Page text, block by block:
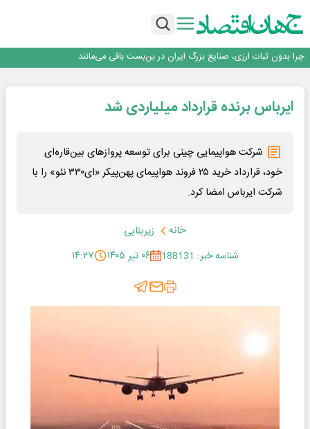
روزنامه ۱۷ مرداد
چرا بدون ثبات ارزی، صنایع بزرگ ایران در بن‌بست باقی می‌مانند
روزنامه ۱۷ مرداد
افزایش قیمت بلیت اتوبوس فصلی شد؟
ایرباس برنده قرارداد میلیاردی شد
شرکت هواپیمایی چینی برای توسعه پروازهای بین‌قاره‌ای
خود، قرارداد خرید ۲۵ فروند هواپیمای پهن‌پیکر «ای۳۳۰ نئو» را با
شرکت ایرباس امضا کرد.
خانه
زیربنایی
شناسه خبر: 188131
۰۶ تیر ۱۴۰۵ ۱۴:۲۷